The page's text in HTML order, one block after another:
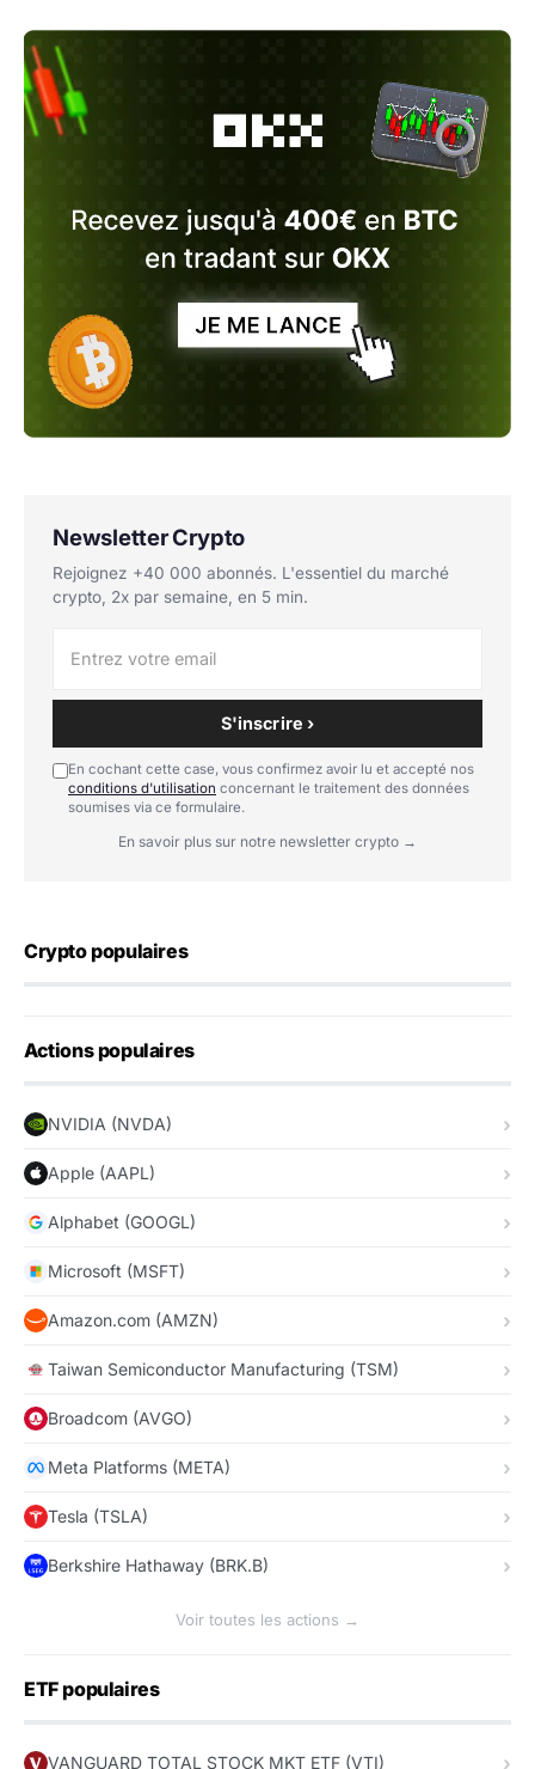
Newsletter Crypto
Rejoignez +40 000 abonnés. L'essentiel du marché
crypto, 2x par semaine, en 5 min.
S'inscrire ›
En cochant cette case, vous confirmez avoir lu et accepté nos
conditions d'utilisation concernant le traitement des données
soumises via ce formulaire.
En savoir plus sur notre newsletter crypto →
Crypto populaires
Actions populaires
NVIDIA (NVDA)
Apple (AAPL)
Alphabet (GOOGL)
Microsoft (MSFT)
Amazon.com (AMZN)
Taiwan Semiconductor Manufacturing (TSM)
Broadcom (AVGO)
Meta Platforms (META)
Tesla (TSLA)
Berkshire Hathaway (BRK.B)
Voir toutes les actions →
ETF populaires
VANGUARD TOTAL STOCK MKT ETF (VTI)